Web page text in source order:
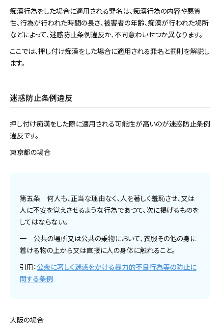
痴漢行為をした場合に適用される罪名は、痴漢行為の内容や悪質
性、行為が行われた時間の長さ、被害者の年齢、痴漢が行われた場所
などによって、迷惑防止条例違反か、不同意わいせつか異なります。
ここでは、押し付け痴漢をした場合に適用される罪名と罰則を解説し
ます。
迷惑防止条例違反
押し付け痴漢をした際に適用される可能性が高いのが迷惑防止条例
違反です。
東京都の場合
第五条 何人も、正当な理由なく、人を著しく羞恥させ、又は
人に不安を覚えさせるような行為であつて、次に掲げるものを
してはならない。
一 公共の場所又は公共の乗物において、衣服その他の身に
着ける物の上から又は直接に人の身体に触れること。
引用： 公衆に著しく迷惑をかける暴力的不良行為等の防止に
関する条例
大阪の場合